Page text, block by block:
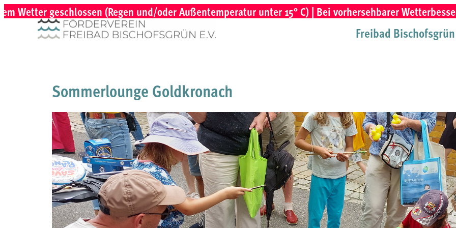
geschlossen (Regen und/oder Außentemperatur unter 15° C) | Bei vorhersehbarer
Freibad Bischofsgrün
Sommerlounge Goldkronach